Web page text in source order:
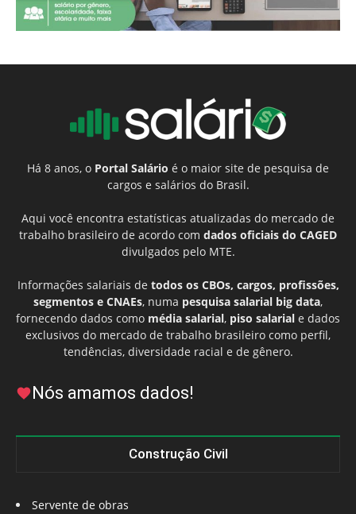
Há 8 anos, o Portal Salário é o maior site de pesquisa de
cargos e salários do Brasil.
Aqui você encontra estatísticas atualizadas do mercado de
trabalho brasileiro de acordo com dados oficiais do CAGED
divulgados pelo MTE.
Informações salariais de todos os CBOs, cargos, profissões,
segmentos e CNAEs, numa pesquisa salarial big data,
fornecendo dados como média salarial, piso salarial e dados
exclusivos do mercado de trabalho brasileiro como perfil,
tendências, diversidade racial e de gênero.
Nós amamos dados!
Construção Civil
Servente de obras